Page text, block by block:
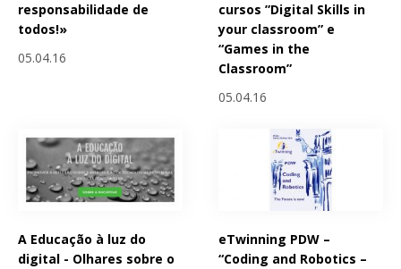
responsabilidade de
todos!»
05.04.16
cursos ”Digital Skills in
your classroom” e
“Games in the
Classroom”
05.04.16
A Educação à luz do
digital - Olhares sobre o
eTwinning PDW –
“Coding and Robotics –